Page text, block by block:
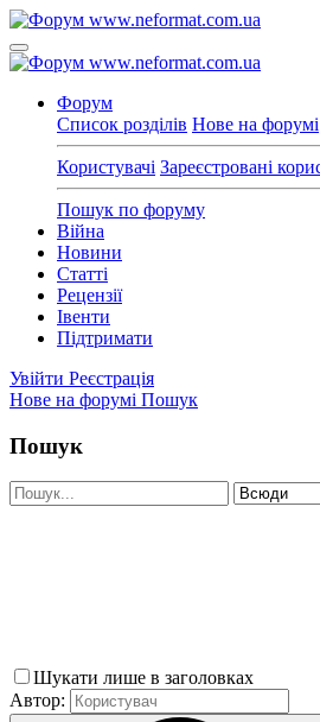
Форум
Список розділів Нове на форумі
Користувачі Зареєстровані
Пошук по форуму
Війна
Новини
Статті
Рецензії
Івенти
Підтримати
Увійти Реєстрація
Нове на форумі Пошук
Пошук
Шукати лише в заголовках
Автор: